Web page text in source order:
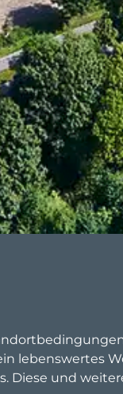
lebenswertes
Diese und